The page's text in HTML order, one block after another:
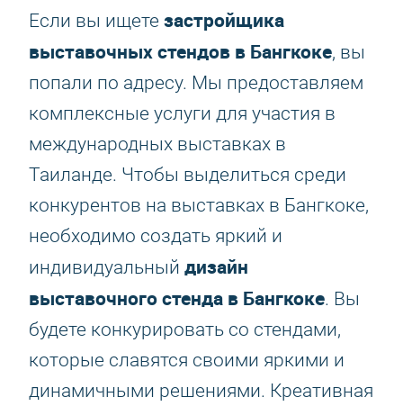
Если вы ищете застройщика
выставочных стендов в Бангкоке, вы
попали по адресу. Мы предоставляем
комплексные услуги для участия в
международных выставках в
Таиланде. Чтобы выделиться среди
конкурентов на выставках в Бангкоке,
необходимо создать яркий и
индивидуальный дизайн
выставочного стенда в Бангкоке. Вы
будете конкурировать со стендами,
которые славятся своими яркими и
динамичными решениями. Креативная